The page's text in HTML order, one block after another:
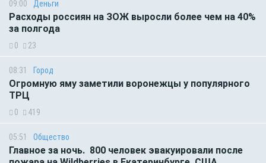
09:00 Деньги
Расходы россиян на ЗОЖ выросли более чем на 40%
за полгода
0 23
08:31 Город
Огромную яму заметили воронежцы у популярного
ТРЦ
0 419
05:51 Общество
Главное за ночь. 800 человек эвакуировали после